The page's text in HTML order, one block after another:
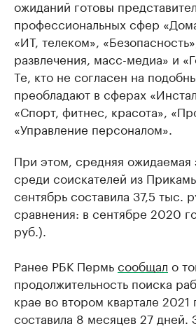
ожиданий готовы
профессиональных сфер
«ИТ, телеком»,
развлечения, масс-медиа» и
Те, кто не согласен на
преобладают в сферах
«Спорт, фитнес, красота»,
«Управление персоналом».
При этом, средняя ожидаемая
среди соискателей из
сентябрь составила 37,5 тыс.
сравнения: в сентябре 2020
руб.).
Ранее РБК Пермьсообщал о
продолжительность поиска
крае во втором квартале
составила 8 месяцев 27 дней.